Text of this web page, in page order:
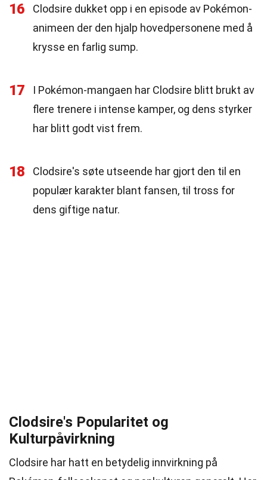
16
Clodsire dukket opp i en episode av Pokémon-
animeen der den hjalp hovedpersonene med å
krysse en farlig sump.
17
I Pokémon-mangaen har Clodsire blitt brukt av
flere trenere i intense kamper, og dens styrker
har blitt godt vist frem.
18
Clodsire's søte utseende har gjort den til en
populær karakter blant fansen, til tross for
dens giftige natur.
Clodsire's Popularitet og
Kulturpåvirkning
Clodsire har hatt en betydelig innvirkning på